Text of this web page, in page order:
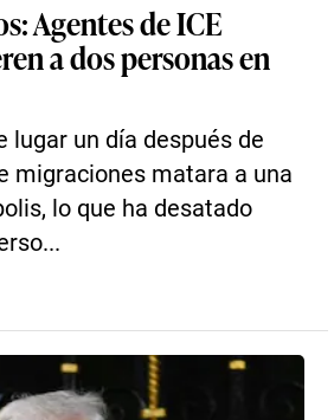
Agentes de ICE
a dos personas en
lugar un día después de
migraciones matara a una
lo que ha desatado